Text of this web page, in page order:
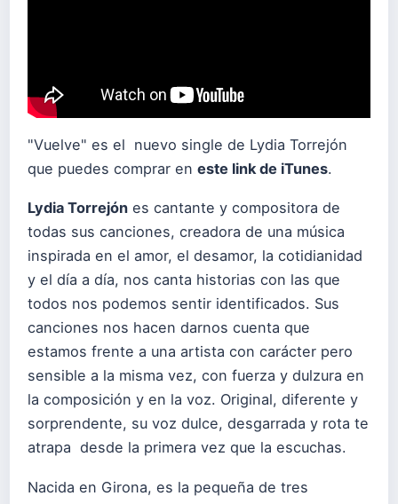
"Vuelve" es el nuevo single de Lydia Torrejón
que puedes comprar en este link de iTunes.
Lydia Torrejón es cantante y compositora de
todas sus canciones, creadora de una música
inspirada en el amor, el desamor, la cotidianidad
y el día a día, nos canta historias con las que
todos nos podemos sentir identificados. Sus
canciones nos hacen darnos cuenta que
estamos frente a una artista con carácter pero
sensible a la misma vez, con fuerza y dulzura en
la composición y en la voz. Original, diferente y
sorprendente, su voz dulce, desgarrada y rota te
atrapa desde la primera vez que la escuchas.
Nacida en Girona, es la pequeña de tres